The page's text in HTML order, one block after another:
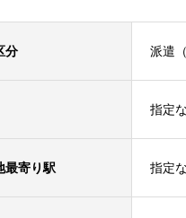
分 派遣
指定
最寄り駅 指定